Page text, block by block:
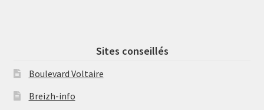
Sites conseillés
Boulevard Voltaire
Breizh-info